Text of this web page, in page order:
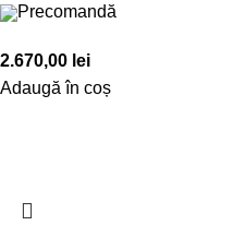
Precomandă
2.670,00 lei
Adaugă în coș